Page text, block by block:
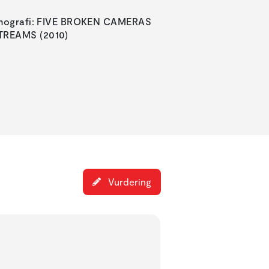
FIVE BROKEN CAMERAS
(2010)
Vurdering